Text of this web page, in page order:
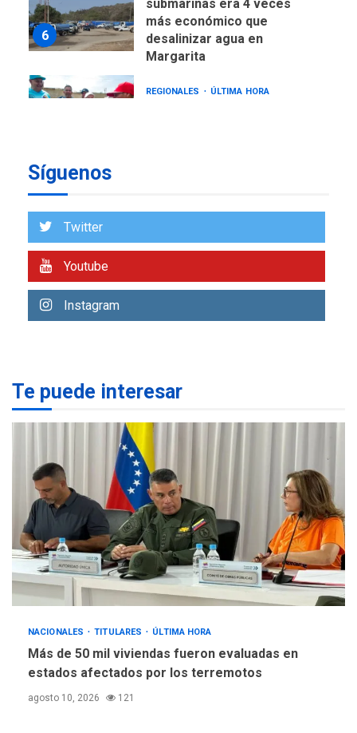
6
más económico que
desalinizar agua en
Margarita
Gobernadora llevó tanques
1
terremotos
NACIONALES
TITULARES
TITULARES
en combates contra grupos
armados
4
GUERRA EN EL MUNDO
TITULARES
ÚLTIMA HORA
Netanyahu descarta plan de
EEUU para Gaza apoyado
por Hamás
5
DESTACADOS
REGIONALES
ÚLTIMA HORA
Cámara de Comercio para
impulsar la economía
plateada
Síguenos
Twitter
Youtube
Instagram
Te puede interesar
NACIONALES TITULARES ÚLTIMA HORA
Más de 50 mil viviendas fueron evaluadas en
estados afectados por los terremotos
agosto 10, 2026 121